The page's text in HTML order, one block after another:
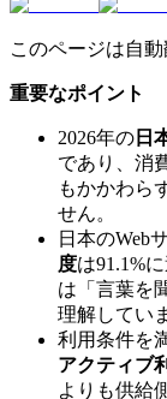
このページは自
重要なポイント
2026年の 日
であり、消
もかかわら
せん。
日本のWeb
度は91.1%
は「言葉を
理解してい
利用条件を
アクティブ
よりも供給